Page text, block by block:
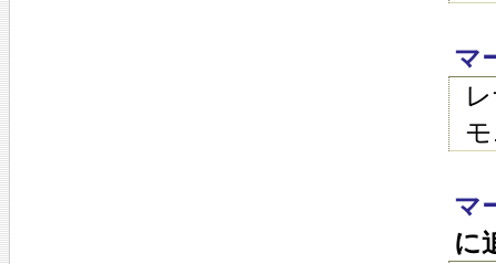
マ
マ
に